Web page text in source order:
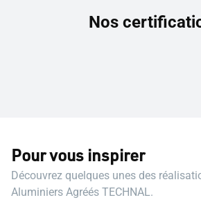
Nos
Pour vous inspirer
Découvrez quelques unes des
Aluminiers Agréés TECHNAL.